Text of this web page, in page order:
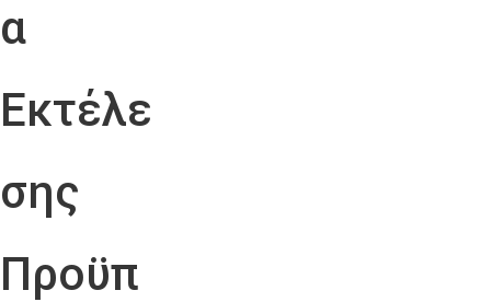
α
Εκτέλε
σης
Προϋπ